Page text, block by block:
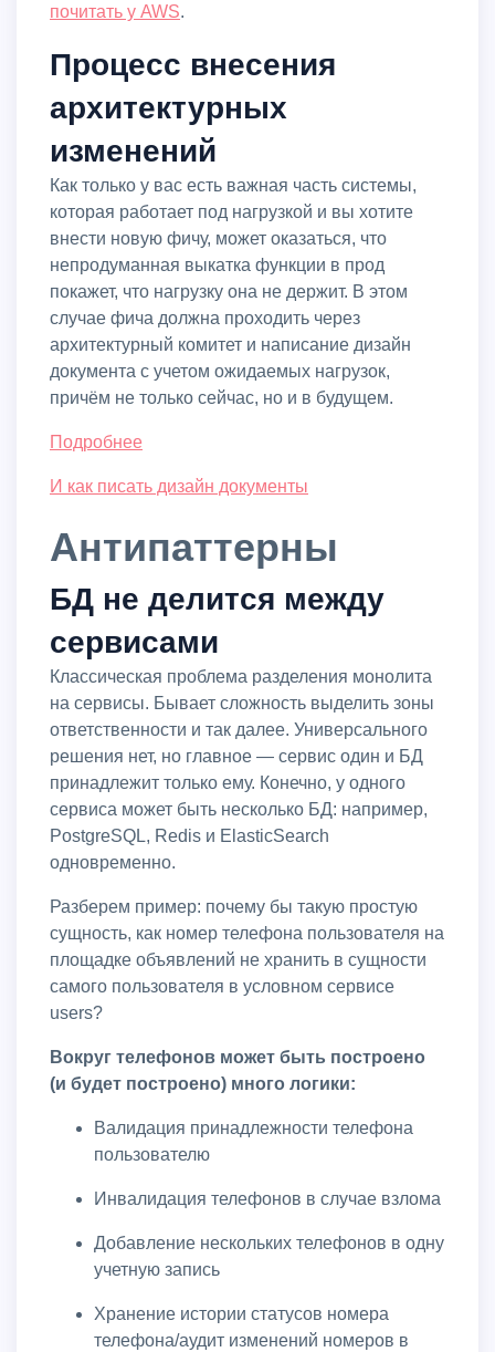
почитать у AWS.
Процесс внесения
архитектурных
изменений
Как только у вас есть важная часть системы,
которая работает под нагрузкой и вы хотите
внести новую фичу, может оказаться, что
непродуманная выкатка функции в прод
покажет, что нагрузку она не держит. В этом
случае фича должна проходить через
архитектурный комитет и написание дизайн
документа с учетом ожидаемых нагрузок,
причём не только сейчас, но и в будущем.
Подробнее
И как писать дизайн документы
Антипаттерны
БД не делится между
сервисами
Классическая проблема разделения монолита
на сервисы. Бывает сложность выделить зоны
ответственности и так далее. Универсального
решения нет, но главное — сервис один и БД
принадлежит только ему. Конечно, у одного
сервиса может быть несколько БД: например,
PostgreSQL, Redis и ElasticSearch
одновременно.
Разберем пример: почему бы такую простую
сущность, как номер телефона пользователя на
площадке объявлений не хранить в сущности
самого пользователя в условном сервисе
users?
Вокруг телефонов может быть построено
(и будет построено) много логики:
Валидация принадлежности телефона
пользователю
Инвалидация телефонов в случае взлома
Добавление нескольких телефонов в одну
учетную запись
Хранение истории статусов номера
телефона/аудит изменений номеров в